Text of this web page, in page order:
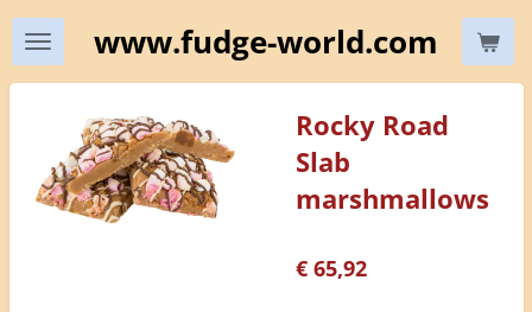
Ga
direct
naar
hoofdinhoud
www.fudge-world.com
Rocky Road
Slab
marshmallows
€ 65,92